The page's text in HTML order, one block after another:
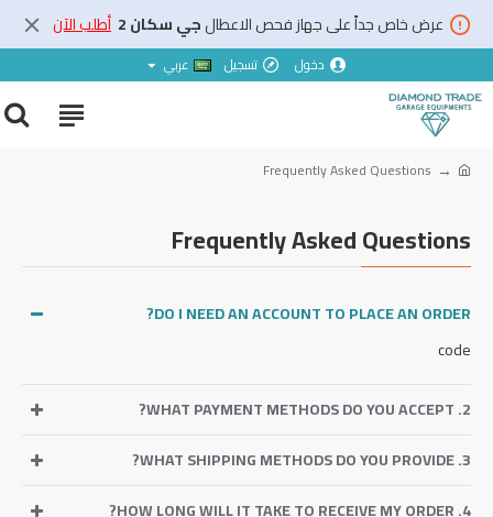
عرض خاص جداً على جهاز فحص الاعطالجي سكان 2 أطلب الآن
دخول تسجيل عربي
Frequently Asked Questions
Frequently Asked Questions
DO I NEED AN ACCOUNT TO PLACE AN ORDER?
code
2. WHAT PAYMENT METHODS DO YOU ACCEPT?
3. WHAT SHIPPING METHODS DO YOU PROVIDE?
4. HOW LONG WILL IT TAKE TO RECEIVE MY ORDER?